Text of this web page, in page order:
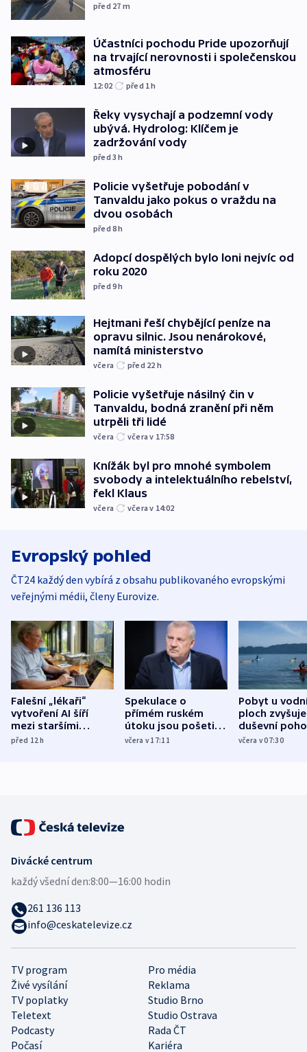
před 27 m
Účastníci pochodu Pride upozorňují
na trvající nerovnosti i společenskou
atmosféru
12:02 před 1h
Řeky vysychají a podzemní vody
ubývá. Hydrolog: Klíčem je
zadržování vody
před 3h
Policie vyšetřuje pobodání v
Tanvaldu jako pokus o vraždu na
dvou osobách
před 8h
Adopcí dospělých bylo loni nejvíc od
roku 2020
před 9h
Hejtmani řeší chybějící peníze na
opravu silnic. Jsou nenárokové,
namítá ministerstvo
včera před 22 h
Policie vyšetřuje násilný čin v
Tanvaldu, bodná zranění při něm
utrpěli tři lidé
včera včera v 17:58
Knížák byl pro mnohé symbolem
svobody a intelektuálního rebelství,
řekl Klaus
včera včera v 14:02
Evropský pohled
ČT24 každý den vybírá z obsahu publikovaného evropskými
veřejnými médii, členy Eurovize.
Falešní „lékaři“
vytvoření AI šíří
mezi staršími
Poláky nebezpečné
před 12h
Spekulace o
přímém ruském
útoku jsou pošetilé,
míní estonský
včera v 17:11
Pobyt u
ploch zvyšuje
duševní
ukázala
včera v 07:30
TV program
Pro média
Živé vysílání
Reklama
TV poplatky
Studio Brno
Teletext
Studio Ostrava
Podcasty
Rada ČT
Počasí
Kariéra
Divácké centrum
každý všední den:8:00—16:00 hodin
261 136 113
info@ceskatelevize.cz